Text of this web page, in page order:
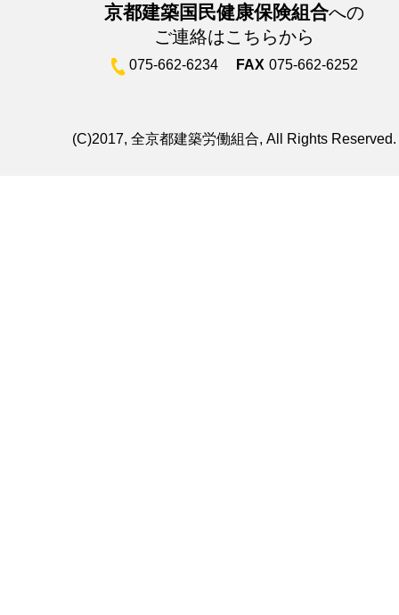
京都建築国民健康保険組合への
ご連絡はこちらから
075-662-6234 FAX 075-662-6252
(C)2017, 全京都建築労働組合, All Rights Reserved.